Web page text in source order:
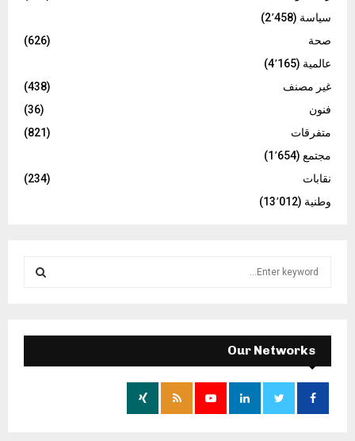
سياسة (2٬458)
صحة
(626)
عالمية (4٬165)
غير مصنف
(438)
فنون
(36)
متفرقات
(821)
مجتمع (1٬654)
نقابات
(234)
وطنية (13٬012)
f
o
E
A
Our Networks